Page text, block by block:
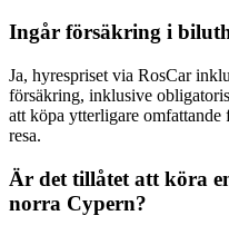
Ingår försäkring i
Ja, hyrespriset via RosCar
försäkring, inklusive
att köpa ytterligare
resa.
Är det tillåtet att köra
norra Cypern?